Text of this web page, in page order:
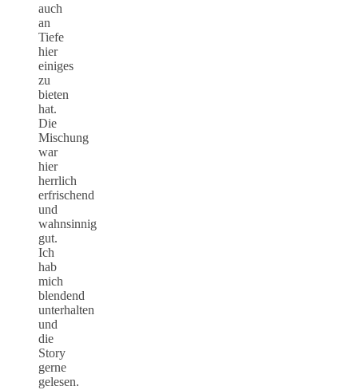
auch
an
Tiefe
hier
einiges
zu
bieten
hat.
Die
Mischung
war
hier
herrlich
erfrischend
und
wahnsinnig
gut.
Ich
hab
mich
blendend
unterhalten
und
die
Story
gerne
gelesen.